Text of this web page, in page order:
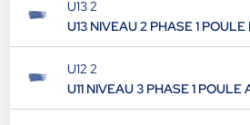
U13 PRED1 POULE D
U13 2
U13 NIVEAU 2 PHASE 1 POULE D
U12 2